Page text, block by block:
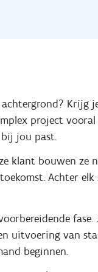
Krijg
project
jou past.
klant bouwen ze
Achter
uitvoering van
beginnen.